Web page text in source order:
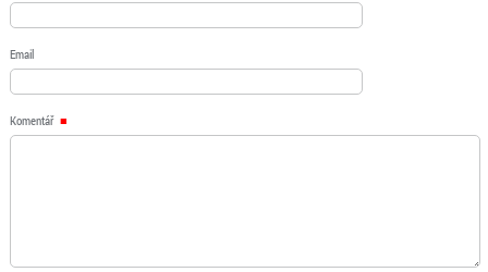
Email
Komentář